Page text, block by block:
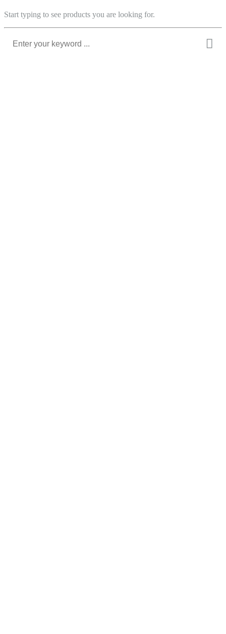
Start typing to see products you are looking for.